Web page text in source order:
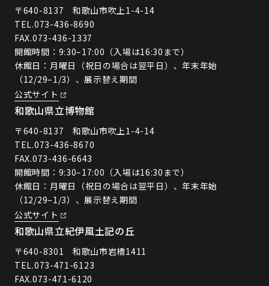
〒640-8137 和歌山市吹上1-4-14
TEL.073-436-8690
FAX.073-436-1337
開館時間：9:30–17:00（入場は16:30まで）
休館日：月曜日（祝日の場合は翌平日）、年末年始
（12/29–1/3）、展示替え期間
公式サイト
和歌山県立博物館
〒640-8137 和歌山市吹上1-4-14
TEL.073-436-8670
FAX.073-436-6643
開館時間：9:30–17:00（入場は16:30まで）
休館日：月曜日（祝日の場合は翌平日）、年末年始
（12/29–1/3）、展示替え期間
公式サイト
和歌山県立紀伊風土記の丘
〒640-8301 和歌山市岩橋1411
TEL.073-471-6123
FAX.073-471-6120